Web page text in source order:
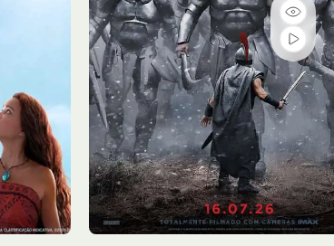
Qui - 06/08
Sala 3 13:50, 17:20